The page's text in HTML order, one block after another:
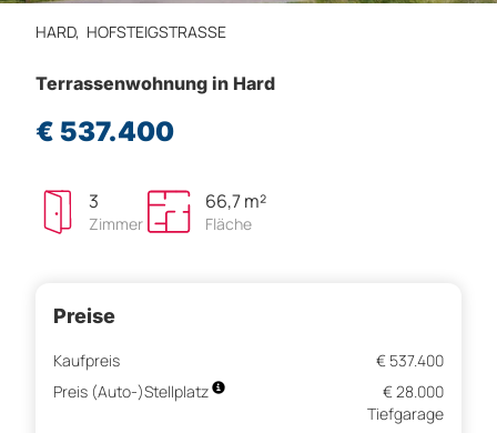
HARD, HOFSTEIGSTRASSE
Terrassenwohnung in Hard
€ 537.400
3
Zimmer
66,7 m²
Fläche
Preise
Kaufpreis
€ 537.400
Preis (Auto-)Stellplatz
€ 28.000
Tiefgarage